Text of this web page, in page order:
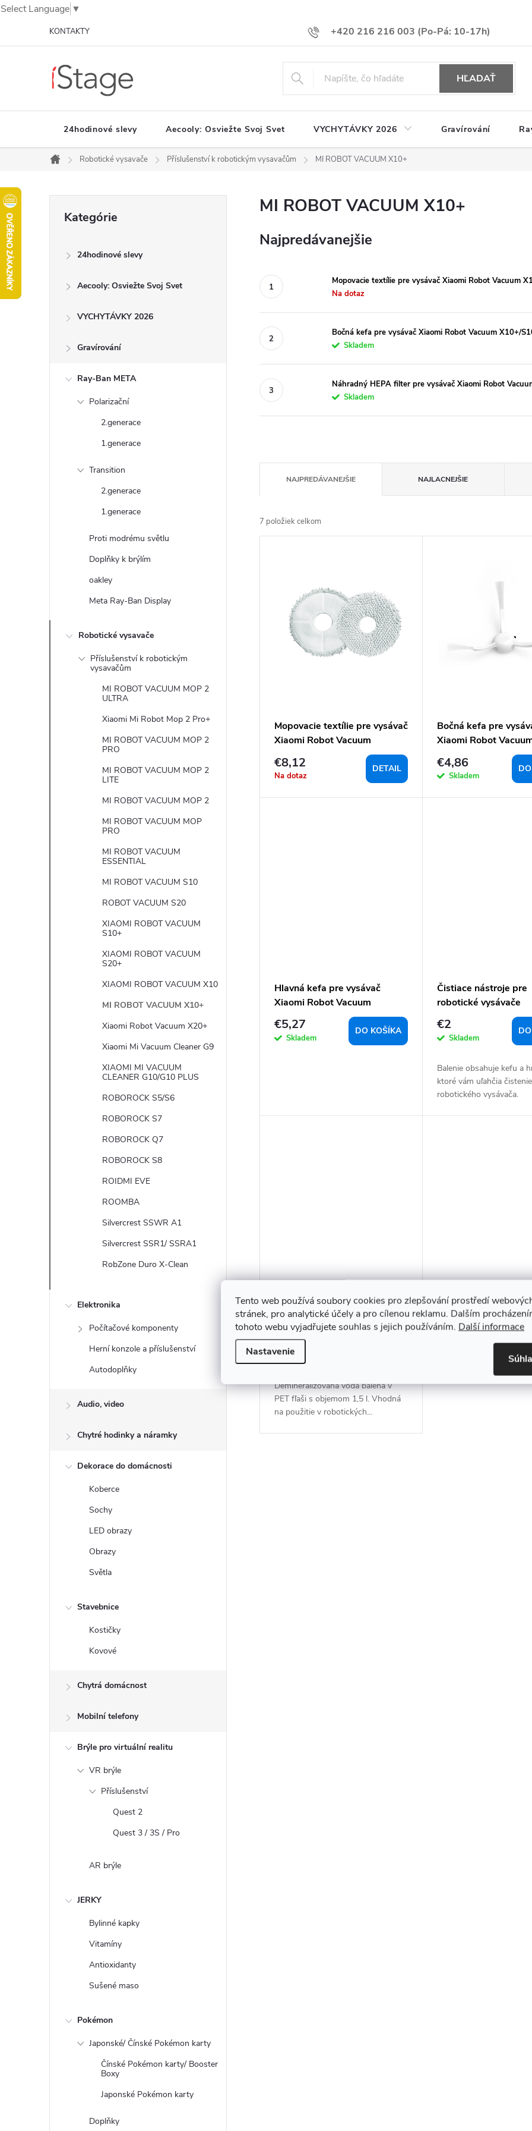
Select Language ▼
Tento web používá soubory cookies pro zlepšování prostředí
stránek, pro analytické účely a pro cílenou reklamu. Dalším
tohoto webu vyjadřujete souhlas s jejich používáním. Další informace
Nastavenie
+420 216 216 003
KONTAKTY
HĽADAŤ
24hodinové slevy Aecooly: Osviežte Svoj Svet VYCHYTÁVKY 2026 Gravírování
Domov
Robotické vysavače Příslušenství k robotickým vysavačům MI ROBOT VACUUM X10+
kategórie
Kategórie
24hodinové slevy
Aecooly: Osviežte Svoj Svet
VYCHYTÁVKY 2026
Gravírování
Ray-Ban META
Polarizační
2.generace
1.generace
Transition
2.generace
1.generace
Proti modrému světlu
Doplňky k brýlím
oakley
Meta Ray-Ban Display
Robotické vysavače
Příslušenství k robotickým
vysavačům
MI ROBOT VACUUM MOP 2
ULTRA
Xiaomi Mi Robot Mop 2 Pro+
MI ROBOT VACUUM MOP 2
PRO
MI ROBOT VACUUM MOP 2
LITE
MI ROBOT VACUUM MOP 2
MI ROBOT VACUUM MOP
PRO
MI ROBOT VACUUM
ESSENTIAL
MI ROBOT VACUUM S10
ROBOT VACUUM S20
XIAOMI ROBOT VACUUM
S10+
XIAOMI ROBOT VACUUM
S20+
XIAOMI ROBOT VACUUM X10
MI ROBOT VACUUM X10+
Xiaomi Robot Vacuum X20+
Xiaomi Mi Vacuum Cleaner G9
XIAOMI MI VACUUM
CLEANER G10/G10 PLUS
ROBOROCK S5/S6
ROBOROCK S7
ROBOROCK Q7
ROBOROCK S8
ROIDMI EVE
ROOMBA
Silvercrest SSWR A1
Silvercrest SSR1/ SSRA1
RobZone Duro X-Clean
Elektronika
Počítačové komponenty
Herní konzole a příslušenství
Autodoplňky
Audio, video
Chytré hodinky a náramky
Dekorace do domácnosti
Koberce
Sochy
LED obrazy
Obrazy
Světla
Stavebnice
Kostičky
Kovové
Chytrá domácnost
Mobilní telefony
Brýle pro virtuální realitu
VR brýle
Příslušenství
Quest 2
Quest 3 / 3S / Pro
AR brýle
JERKY
Bylinné kapky
Vitamíny
Antioxidanty
Sušené maso
Pokémon
Japonské/ Čínské Pokémon karty
Čínské Pokémon karty/ Booster
Boxy
Japonské Pokémon karty
Doplňky
MI ROBOT VACUUM X10+
Najpredávanejšie
Mopovacie textílie pre vysávač Xiaomi Robot Vacuum
Na dotaz
Bočná kefa pre vysávač Xiaomi Robot Vacuum X10+/
Skladem
Náhradný HEPA filter pre vysávač Xiaomi Robot
Skladem
e
NAJPREDÁVANEJŠIE NAJLACNEJŠIE
7 položiek celkom
Mopovacie textílie pre vysávač
Xiaomi Robot Vacuum
X10+/S10+/S20+ - 2ks
€8,12
Na dotaz
DETAIL
Bočná kefa pre
Xiaomi Robot
X10+/S10+ - 2ks
€4,86
Skladem
Hlavná kefa pre vysávač
Xiaomi Robot Vacuum
X10+/S10+/S20+
€5,27
Skladem
DO KOŠÍKA
Čistiace nástroje pre
robotické vysávače
€2
Skladem
Balenie obsahuje kefu a
ktoré vám uľahčia
robotického vysávača.
Demineralizovaná voda 1,5l
€1,59
Skladem
Demineralizovaná voda balená v
PET fľaši s objemom 1,5 l. Vhodná
na použitie v robotických...